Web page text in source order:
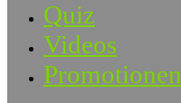
Quiz
Videos
Promotionen